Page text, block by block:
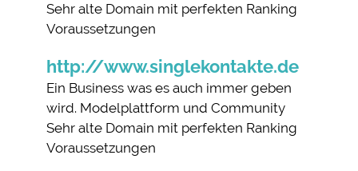
Sehr alte Domain mit perfekten Ranking
Voraussetzungen
http://www.singlekontakte.de
Ein Business was es auch immer geben
wird. Modelplattform und Community
Sehr alte Domain mit perfekten Ranking
Voraussetzungen